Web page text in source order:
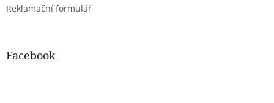
Reklamační formulář
Facebook